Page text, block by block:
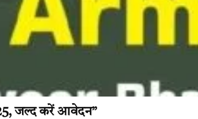
जल्द करें आवेदन”